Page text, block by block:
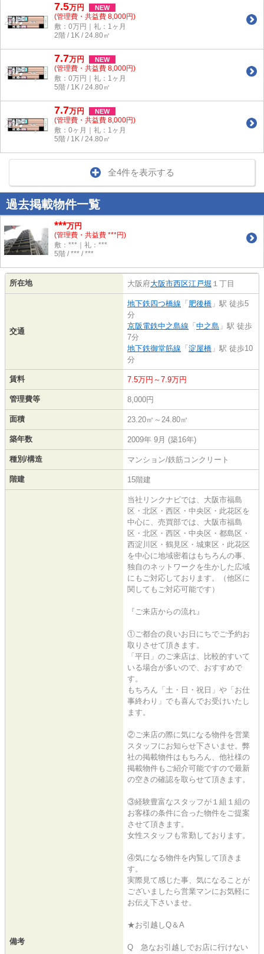
7.5万円 NEW
(管理費・共益費 8,000円)
敷：0万円｜礼：1ヶ月
2階 / 1K / 24.80㎡
7.7万円 NEW
(管理費・共益費 8,000円)
敷：0万円｜礼：1ヶ月
5階 / 1K / 24.80㎡
7.7万円 NEW
(管理費・共益費 8,000円)
敷：0ヶ月｜礼：1ヶ月
5階 / 1K / 24.80㎡
全4件を表示する
過去掲載物件一覧
***万円
(管理費・共益費 ***円)
敷：***｜礼：***
5階 / *** / ***
所在地 大阪府大阪市西区江戸堀 １丁目
交通
地下鉄四つ橋線 「 肥後橋 」駅 徒歩5
分
京阪電鉄中之島線 「 中之島 」駅 徒歩
7分
地下鉄御堂筋線 「 淀屋橋 」駅 徒歩10
分
賃料 7.5万円～7.9万円
管理費等 8,000円
面積 23.20㎡～24.80㎡
築年数 2009年 9月 (築16年)
種別/構造 マンション/鉄筋コンクリート
階建 15階建
備考
当社リンクナビでは、大阪市福島
区・北区・西区・中央区・此花区を
中心に、売買部では、大阪市福島
区・北区・西区・中央区・都島区・
西淀川区・鶴見区・城東区・此花区
を中心に地域密着はもちろんの事、
独自のネットワークを生かした広域
にもご対応しております。（他区に
関してもご対応可能です）
『ご来店からの流れ』
①ご都合の良いお日にちでご予約お
取りさせて頂きます。
「平日」のご来店は、比較的すいて
いる場合が多いので、おすすめで
す。
もちろん「土・日・祝日」や「お仕
事終わり」でも喜んでお受けいたし
ます。
②ご来店の際に気になる物件を営業
スタッフにお知らせ下さいませ。弊
社の掲載物件はもちろん、他社様の
掲載物件もご紹介可能ですので最新
の空きの確認を取らせて頂きます。
③経験豊富なスタッフが１組１組の
お客様の条件に合った物件をご提案
させて頂きます。
女性スタッフも常勤しております。
④気になる物件を内覧して頂きま
す。
実際見て感じた事、気になることが
ございましたら営業マンにお気軽に
お伝え下さいませ。
★お引越しQ＆A
Q 急なお引越しでお店に行けない